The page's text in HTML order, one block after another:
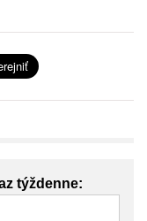
týždenne: